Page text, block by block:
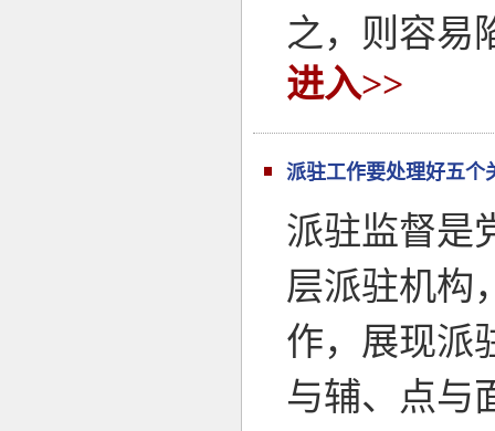
之，则容易
进入>>
派驻工作要处理好五个
派驻监督是
层派驻机构
作，展现派
与辅、点与